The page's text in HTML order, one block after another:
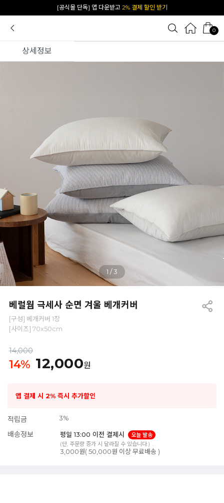
카카오 플친 추가하면1천원 즉시 할인 쿠폰
0
상세정보
1 /3
베럴웜 극세사 순면 겨울 베개커버
[구성] 베개커버 1장
[사이즈] 70x50cm
14,000
14% 12,000원
앱 결제 시 2% 즉시 추가할인
적립금 3%
배송정보 평일 13:00 이전 결제시
오늘 발송
(단, 주문량 증가 시 달라질 수 있습니다.)
3,000원( 50,000원 이상 무료배송 )